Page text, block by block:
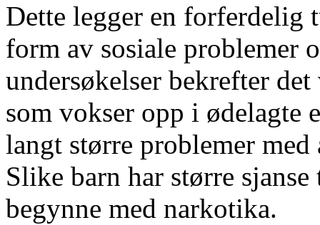
Dette legger en forferdelig
form av sosiale problemer
undersøkelser bekrefter
som vokser opp i
langt større problemer
Slike barn har større
begynne med narkotika.